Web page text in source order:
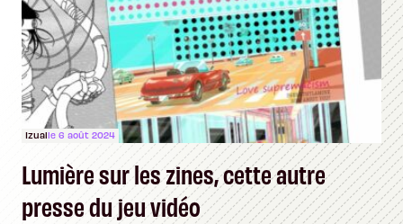
Izualle 6 août 2024
Lumière sur les zines, cette autre
presse du jeu vidéo